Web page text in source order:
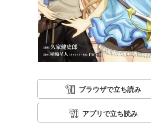
ブラウザで立ち読み
アプリで立ち読み